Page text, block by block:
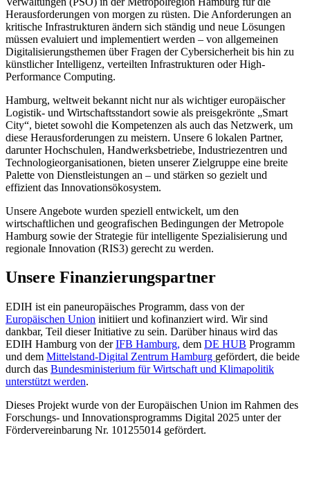
Herausforderungen von morgen zu rüsten. Die Anforderungen an
kritische Infrastrukturen ändern sich ständig und neue Lösungen
müssen evaluiert und implementiert werden – von allgemeinen
Digitalisierungsthemen über Fragen der Cybersicherheit bis hin zu
künstlicher Intelligenz, verteilten Infrastrukturen oder High-
Performance Computing.
Hamburg, weltweit bekannt nicht nur als wichtiger europäischer
Logistik- und Wirtschaftsstandort sowie als preisgekrönte „Smart
City“, bietet sowohl die Kompetenzen als auch das Netzwerk, um
diese Herausforderungen zu meistern. Unsere 6 lokalen Partner,
darunter Hochschulen, Handwerksbetriebe, Industriezentren und
Technologieorganisationen, bieten unserer Zielgruppe eine breite
Palette von Dienstleistungen an – und stärken so gezielt und
effizient das Innovationsökosystem.
Unsere Angebote wurden speziell entwickelt, um den
wirtschaftlichen und geografischen Bedingungen der Metropole
Hamburg sowie der Strategie für intelligente Spezialisierung und
regionale Innovation (RIS3) gerecht zu werden.
Unsere Finanzierungspartner
EDIH ist ein paneuropäisches Programm, dass von der
Europäischen Union initiiert und kofinanziert wird. Wir sind
dankbar, Teil dieser Initiative zu sein. Darüber hinaus wird das
EDIH Hamburg von derIFB Hamburg, dem DE HUB Programm
und dem Mittelstand-Digital Zentrum Hamburg gefördert, die beide
durch das Bundesministerium für Wirtschaft und Klimapolitik
unterstützt werden.
Dieses Projekt wurde von der Europäischen Union im Rahmen des
Forschungs- und Innovationsprogramms Digital 2025 unter der
Fördervereinbarung Nr. 101255014 gefördert.